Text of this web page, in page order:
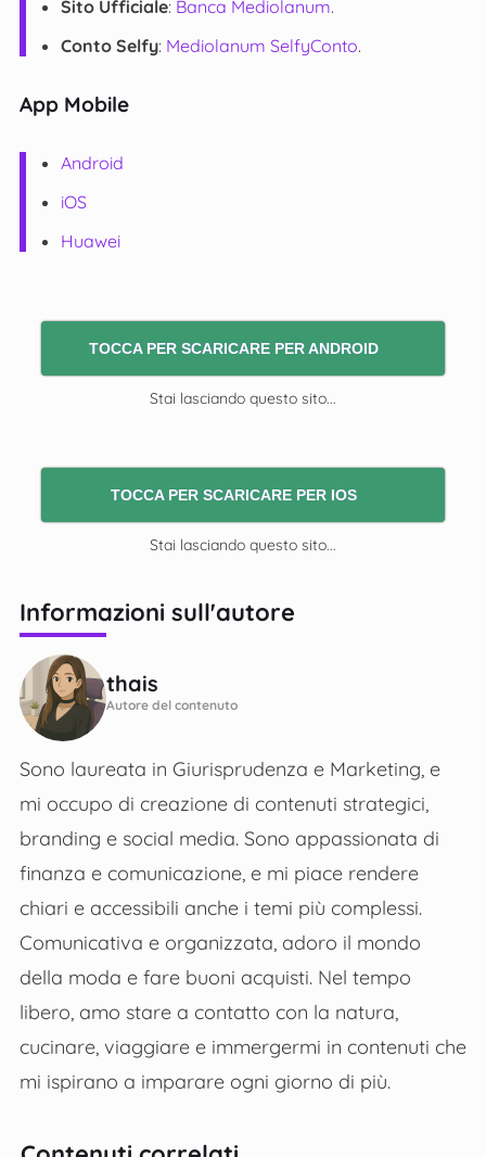
Sito Ufficiale: Banca Mediolanum.
Conto Selfy: Mediolanum SelfyConto.
App Mobile
Android
iOS
Huawei
TOCCA PER SCARICARE PER ANDROID
Stai lasciando questo sito...
TOCCA PER SCARICARE PER IOS
Stai lasciando questo sito...
Informazioni sull'autore
thais
Autore del contenuto
Sono laureata in Giurisprudenza e Marketing, e
mi occupo di creazione di contenuti strategici,
branding e social media. Sono appassionata di
finanza e comunicazione, e mi piace rendere
chiari e accessibili anche i temi più complessi.
Comunicativa e organizzata, adoro il mondo
della moda e fare buoni acquisti. Nel tempo
libero, amo stare a contatto con la natura,
cucinare, viaggiare e immergermi in contenuti che
mi ispirano a imparare ogni giorno di più.